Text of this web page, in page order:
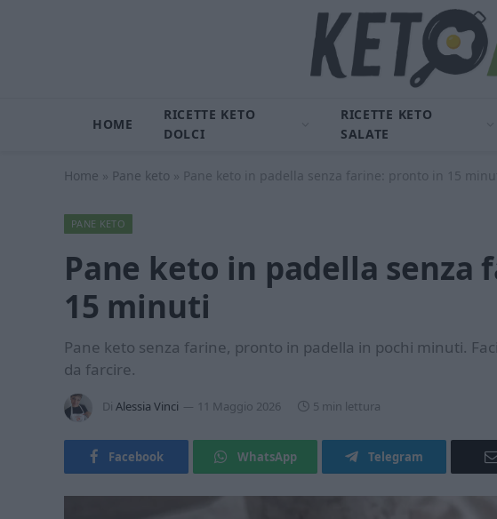
HOME
RICETTE KETO
DOLCI
RICETTE KETO
SALATE
Home » Pane keto » Pane keto in padella senza farine: pronto in 15
PANE KETO
Pane keto in padella senza
15 minuti
Pane keto senza farine, pronto in padella in pochi minuti.
da farcire.
Di Alessia Vinci 11 Maggio 2026 5 min lettura
Facebook WhatsApp Telegram